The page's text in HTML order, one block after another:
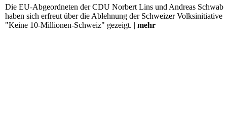
Die EU-Abgeordneten der CDU Norbert Lins und Andreas Schwab
haben sich erfreut über die Ablehnung der Schweizer Volksinitiative
"Keine 10-Millionen-Schweiz" gezeigt. | mehr